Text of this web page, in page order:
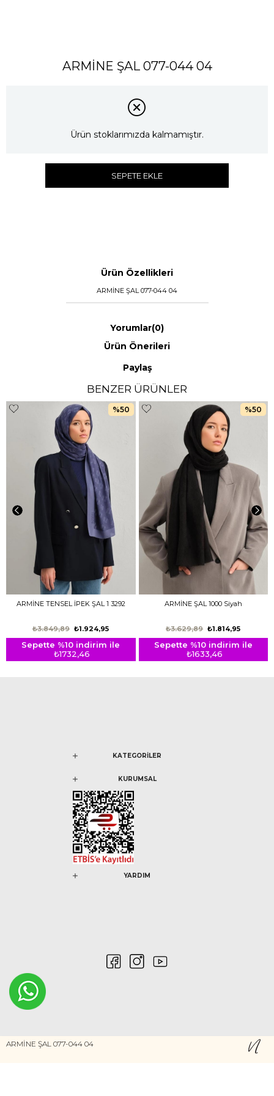
ARMİNE ŞAL 077-044 04
Ürün stoklarımızda kalmamıştır.
SEPETE EKLE
Ürün Özellikleri
ARMİNE ŞAL 077-044 04
Yorumlar(0)
Ürün Önerileri
Paylaş
BENZER ÜRÜNLER
ARMİNE TENSEL İPEK ŞAL 1 3292
₺1.924,95
₺3.849,89
Sepette %10 indirim ile
₺1732,46
%50
ARMİNE ŞAL 1000 Siyah
₺1.814,95
₺3.629,89
Sepette %10 indirim ile
₺1633,46
%50
KATEGORİLER
KURUMSAL
YARDIM
ARMİNE ŞAL 077-044 04